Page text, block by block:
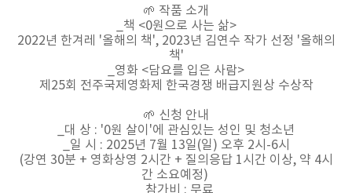
🌱 작품 소개
_책 <0원으로 사는 삶>
2022년 한겨레 '올해의 책', 2023년 김연수 작가 선정 '올해의
책'
_영화 <담요를 입은 사람>
제25회 전주국제영화제 한국경쟁 배급지원상 수상작
🌱 신청 안내
_대 상 : '0원 살이'에 관심있는 성인 및 청소년
_일 시 : 2025년 7월 13일(일) 오후 2시-6시
(강연 30분 + 영화상영 2시간 + 질의응답 1시간 이상, 약 4시
간 소요예정)
_참가비 : 무료